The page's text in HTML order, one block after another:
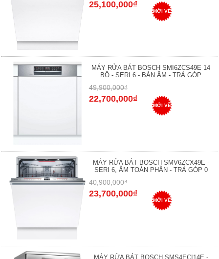
25,100,000₫
MỚI VỀ
MÁY RỬA BÁT BOSCH SMI6ZCS49E 14
BỘ - SERI 6 - BÁN ÂM - TRẢ GÓP
49,900,000₫
22,700,000₫
MỚI VỀ
MÁY RỬA BÁT BOSCH SMV6ZCX49E -
SERI 6, ÂM TOÀN PHẦN - TRẢ GÓP 0
40,900,000₫
23,700,000₫
MỚI VỀ
MÁY RỬA BÁT BOSCH SMS4ECI14E -